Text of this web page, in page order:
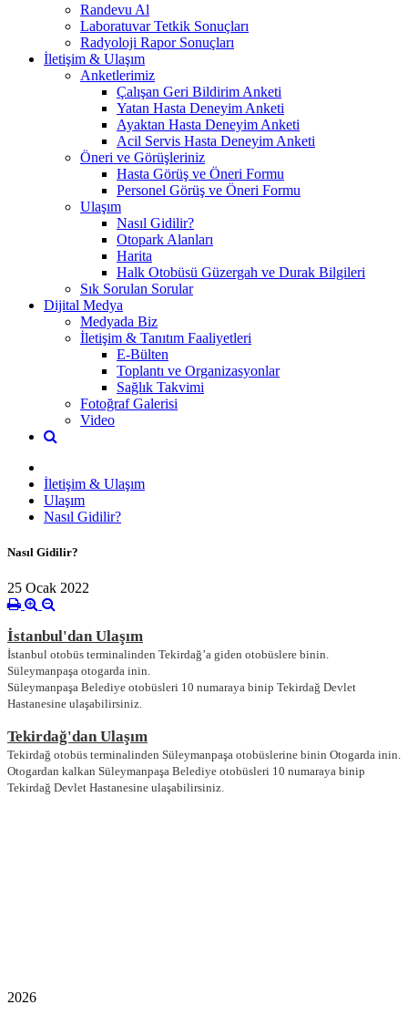
Randevu Al
Laboratuvar Tetkik Sonuçları
Radyoloji Rapor Sonuçları
İletişim & Ulaşım
Anketlerimiz
Çalışan Geri Bildirim Anketi
Yatan Hasta Deneyim Anketi
Ayaktan Hasta Deneyim Anketi
Acil Servis Hasta Deneyim Anketi
Öneri ve Görüşleriniz
Hasta Görüş ve Öneri Formu
Personel Görüş ve Öneri Formu
Ulaşım
Nasıl Gidilir?
Otopark Alanları
Harita
Halk Otobüsü Güzergah ve Durak Bilgileri
Sık Sorulan Sorular
Dijital Medya
Medyada Biz
İletişim & Tanıtım Faaliyetleri
E-Bülten
Toplantı ve Organizasyonlar
Sağlık Takvimi
Fotoğraf Galerisi
Video
İletişim & Ulaşım
Ulaşım
Nasıl Gidilir?
Nasıl Gidilir?
25 Ocak 2022
İstanbul'dan Ulaşım
İstanbul otobüs terminalinden Tekirdağ’a giden otobüslere binin.
Süleymanpaşa otogarda inin.
Süleymanpaşa Belediye otobüsleri 10 numaraya binip Tekirdağ Devlet
Hastanesine ulaşabilirsiniz.
Tekirdağ'dan Ulaşım
Tekirdağ otobüs terminalinden Süleymanpaşa otobüslerine binin Otogarda inin.
Otogardan kalkan Süleymanpaşa Belediye otobüsleri 10 numaraya binip
Tekirdağ Devlet Hastanesine ulaşabilirsiniz.
2026